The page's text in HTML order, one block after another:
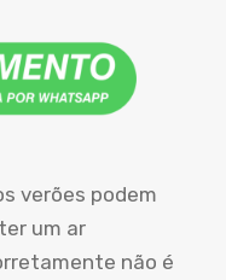
verões podem
um ar
não é